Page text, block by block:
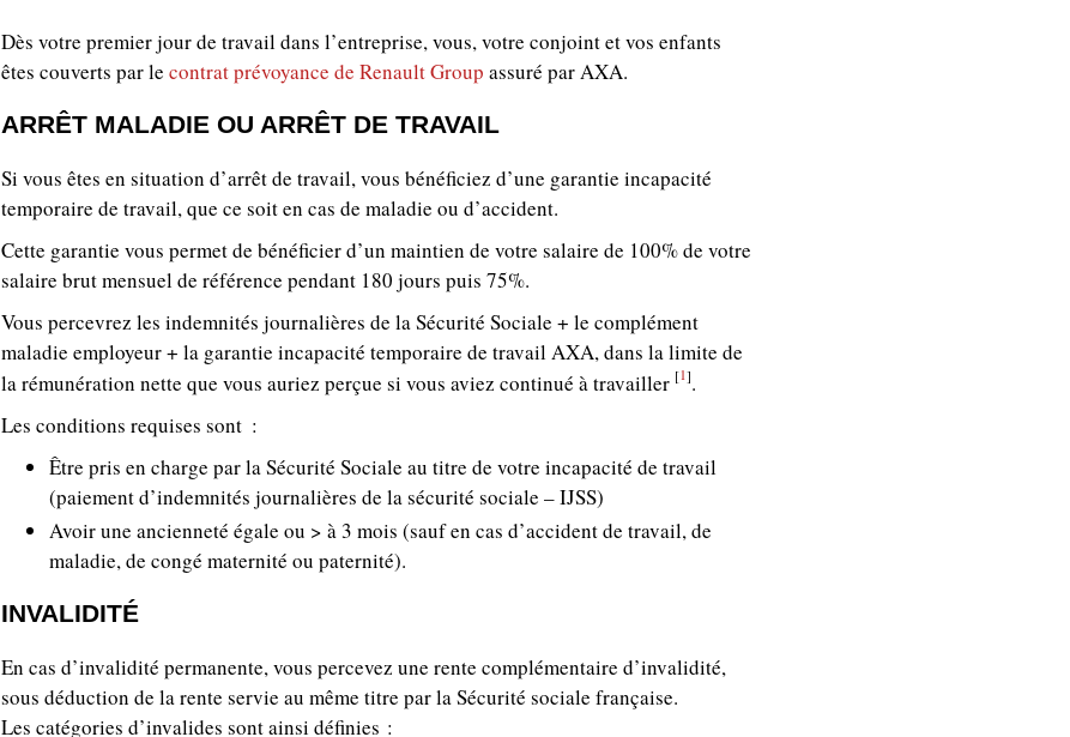
Dès votre premier jour de travail dans l’entreprise, vous, votre conjoint et vos enfants
êtes couverts par le contrat prévoyance de Renault Group assuré par AXA.
ARRÊT MALADIE OU ARRÊT DE TRAVAIL
Si vous êtes en situation d’arrêt de travail, vous bénéficiez d’une garantie incapacité
temporaire de travail, que ce soit en cas de maladie ou d’accident.
Cette garantie vous permet de bénéficier d’un maintien de votre salaire de 100% de votre
salaire brut mensuel de référence pendant 180 jours puis 75%.
Vous percevrez les indemnités journalières de la Sécurité Sociale + le complément
maladie employeur + la garantie incapacité temporaire de travail AXA, dans la limite de
la rémunération nette que vous auriez perçue si vous aviez continué à travailler [1].
Les conditions requises sont :
Être pris en charge par la Sécurité Sociale au titre de votre incapacité de travail
(paiement d’indemnités journalières de la sécurité sociale – IJSS)
Avoir une ancienneté égale ou > à 3 mois (sauf en cas d’accident de travail, de
maladie, de congé maternité ou paternité).
INVALIDITÉ
En cas d’invalidité permanente, vous percevez une rente complémentaire d’invalidité,
sous déduction de la rente servie au même titre par la Sécurité sociale française.
Les catégories d’invalides sont ainsi définies :